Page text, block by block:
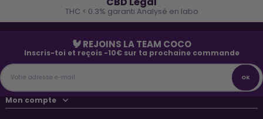
THC < 0.3% garanti Analysé en labo
🐓 REJOINS LA TEAM COCO
Inscris-toi et reçois -10€ sur ta prochaine commande
Mon compte